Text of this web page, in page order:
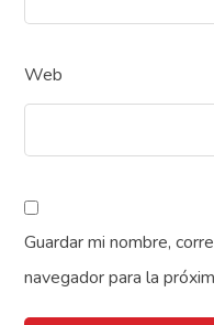
Web
Guardar mi nombre,
navegador para la